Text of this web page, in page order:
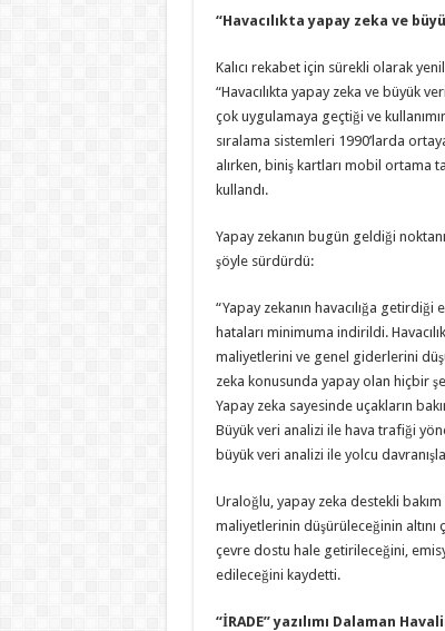
“Havacılıkta yapay zeka ve
Kalıcı rekabet için sürekli olarak
“Havacılıkta yapay zeka ve büyük
çok uygulamaya geçtiği ve
sıralama sistemleri 1990’larda
alırken, biniş kartları mobil ortama
kullandı.
Yapay zekanın bugün geldiği
şöyle sürdürdü:
“Yapay zekanın havacılığa
hataları minimuma indirildi.
maliyetlerini ve genel giderlerini
zeka konusunda yapay olan hiçbir
Yapay zeka sayesinde uçakların
Büyük veri analizi ile hava trafiği
büyük veri analizi ile yolcu
Uraloğlu, yapay zeka destekli bakım
maliyetlerinin düşürüleceğinin
çevre dostu hale getirileceğini,
edileceğini kaydetti.
“İRADE” yazılımı Dalaman